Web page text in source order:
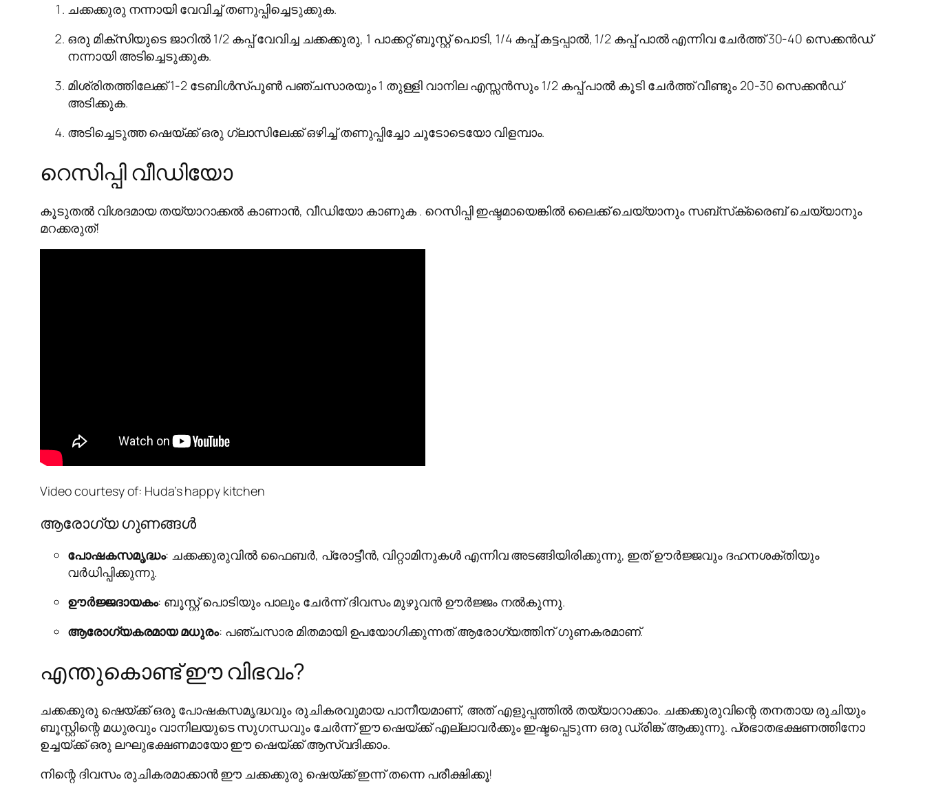
ചക്കക്കുരു നന്നായി വേവിച്ച് തണുപ്പിച്ചെടുക്കുക.
ഒരു മിക്സിയുടെ ജാറിൽ 1/2 കപ്പ് വേവിച്ച ചക്കക്കുരു, 1 പാക്കറ്റ് ബൂസ്റ്റ് പൊടി, 1/4 കപ്പ് കട്ടപ്പാൽ, 1/2 കപ്പ് പാൽ എന്നിവ ചേർത്ത് 30-40 സെക്കൻഡ്
നന്നായി അടിച്ചെടുക്കുക.
മിശ്രിതത്തിലേക്ക് 1-2 ടേബിൾസ്പൂൺ പഞ്ചസാരയും 1 തുള്ളി വാനില എസ്സൻസും 1/2 കപ്പ് പാൽ കൂടി ചേർത്ത് വീണ്ടും 20-30 സെക്കൻഡ്
അടിക്കുക.
അടിച്ചെടുത്ത ഷെയ്ക്ക് ഒരു ഗ്ലാസിലേക്ക് ഒഴിച്ച് തണുപ്പിച്ചോ ചൂടോടെയോ വിളമ്പാം.
റെസിപ്പി വീഡിയോ
കൂടുതൽ വിശദമായ തയ്യാറാക്കൽ കാണാൻ, വീഡിയോ കാണുക . റെസിപ്പി ഇഷ്ടമായെങ്കിൽ ലൈക്ക് ചെയ്യാനും സബ്‌സ്‌ക്രൈബ് ചെയ്യാനും
മറക്കരുത്!
Video courtesy of: Huda’s happy kitchen
ആരോഗ്യ ഗുണങ്ങൾ
പോഷകസമൃദ്ധം: ചക്കക്കുരുവിൽ ഫൈബർ, പ്രോട്ടീൻ, വിറ്റാമിനുകൾ എന്നിവ അടങ്ങിയിരിക്കുന്നു, ഇത് ഊർജ്ജവും ദഹനശക്തിയും
വർധിപ്പിക്കുന്നു.
ഊർജ്ജദായകം: ബൂസ്റ്റ് പൊടിയും പാലും ചേർന്ന് ദിവസം മുഴുവൻ ഊർജ്ജം നൽകുന്നു.
ആരോഗ്യകരമായ മധുരം: പഞ്ചസാര മിതമായി ഉപയോഗിക്കുന്നത് ആരോഗ്യത്തിന് ഗുണകരമാണ്.
എന്തുകൊണ്ട് ഈ വിഭവം?
ചക്കക്കുരു ഷെയ്ക്ക് ഒരു പോഷകസമൃദ്ധവും രുചികരവുമായ പാനീയമാണ്, അത് എളുപ്പത്തിൽ തയ്യാറാക്കാം. ചക്കക്കുരുവിന്റെ തനതായ രുചിയും
ബൂസ്റ്റിന്റെ മധുരവും വാനിലയുടെ സുഗന്ധവും ചേർന്ന് ഈ ഷെയ്ക്ക് എല്ലാവർക്കും ഇഷ്ടപ്പെടുന്ന ഒരു ഡ്രിങ്ക് ആക്കുന്നു. പ്രഭാതഭക്ഷണത്തിനോ
ഉച്ചയ്ക്ക് ഒരു ലഘുഭക്ഷണമായോ ഈ ഷെയ്ക്ക് ആസ്വദിക്കാം.
നിന്റെ ദിവസം രുചികരമാക്കാൻ ഈ ചക്കക്കുരു ഷെയ്ക്ക് ഇന്ന് തന്നെ പരീക്ഷിക്കൂ!